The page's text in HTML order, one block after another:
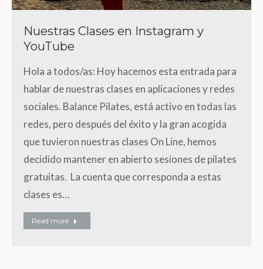
Nuestras Clases en Instagram y
YouTube
Hola a todos/as: Hoy hacemos esta entrada para
hablar de nuestras clases en aplicaciones y redes
sociales. Balance Pilates, está activo en todas las
redes, pero después del éxito y la gran acogida
que tuvieron nuestras clases On Line, hemos
decidido mantener en abierto sesiones de pilates
gratuitas. La cuenta que corresponda a estas
clases es…
Read more